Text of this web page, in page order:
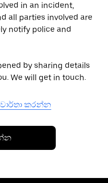
in an incident,
all parties involved are
notify police and
by sharing details
We will get in touch.
වාර්තා කරන්න